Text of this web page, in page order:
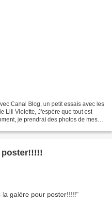
Canal Blog, un petit essais avec les
Lili Violette, J'espére que tout est
je prendrai des photos de mes
poster!!!!!